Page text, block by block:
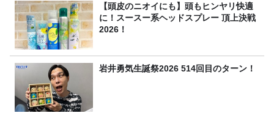
【頭皮のニオイにも】頭もヒンヤリ快適
に！スースー系ヘッドスプレー 頂上決戦
2026！
岩井勇気生誕祭2026 514回目のターン！